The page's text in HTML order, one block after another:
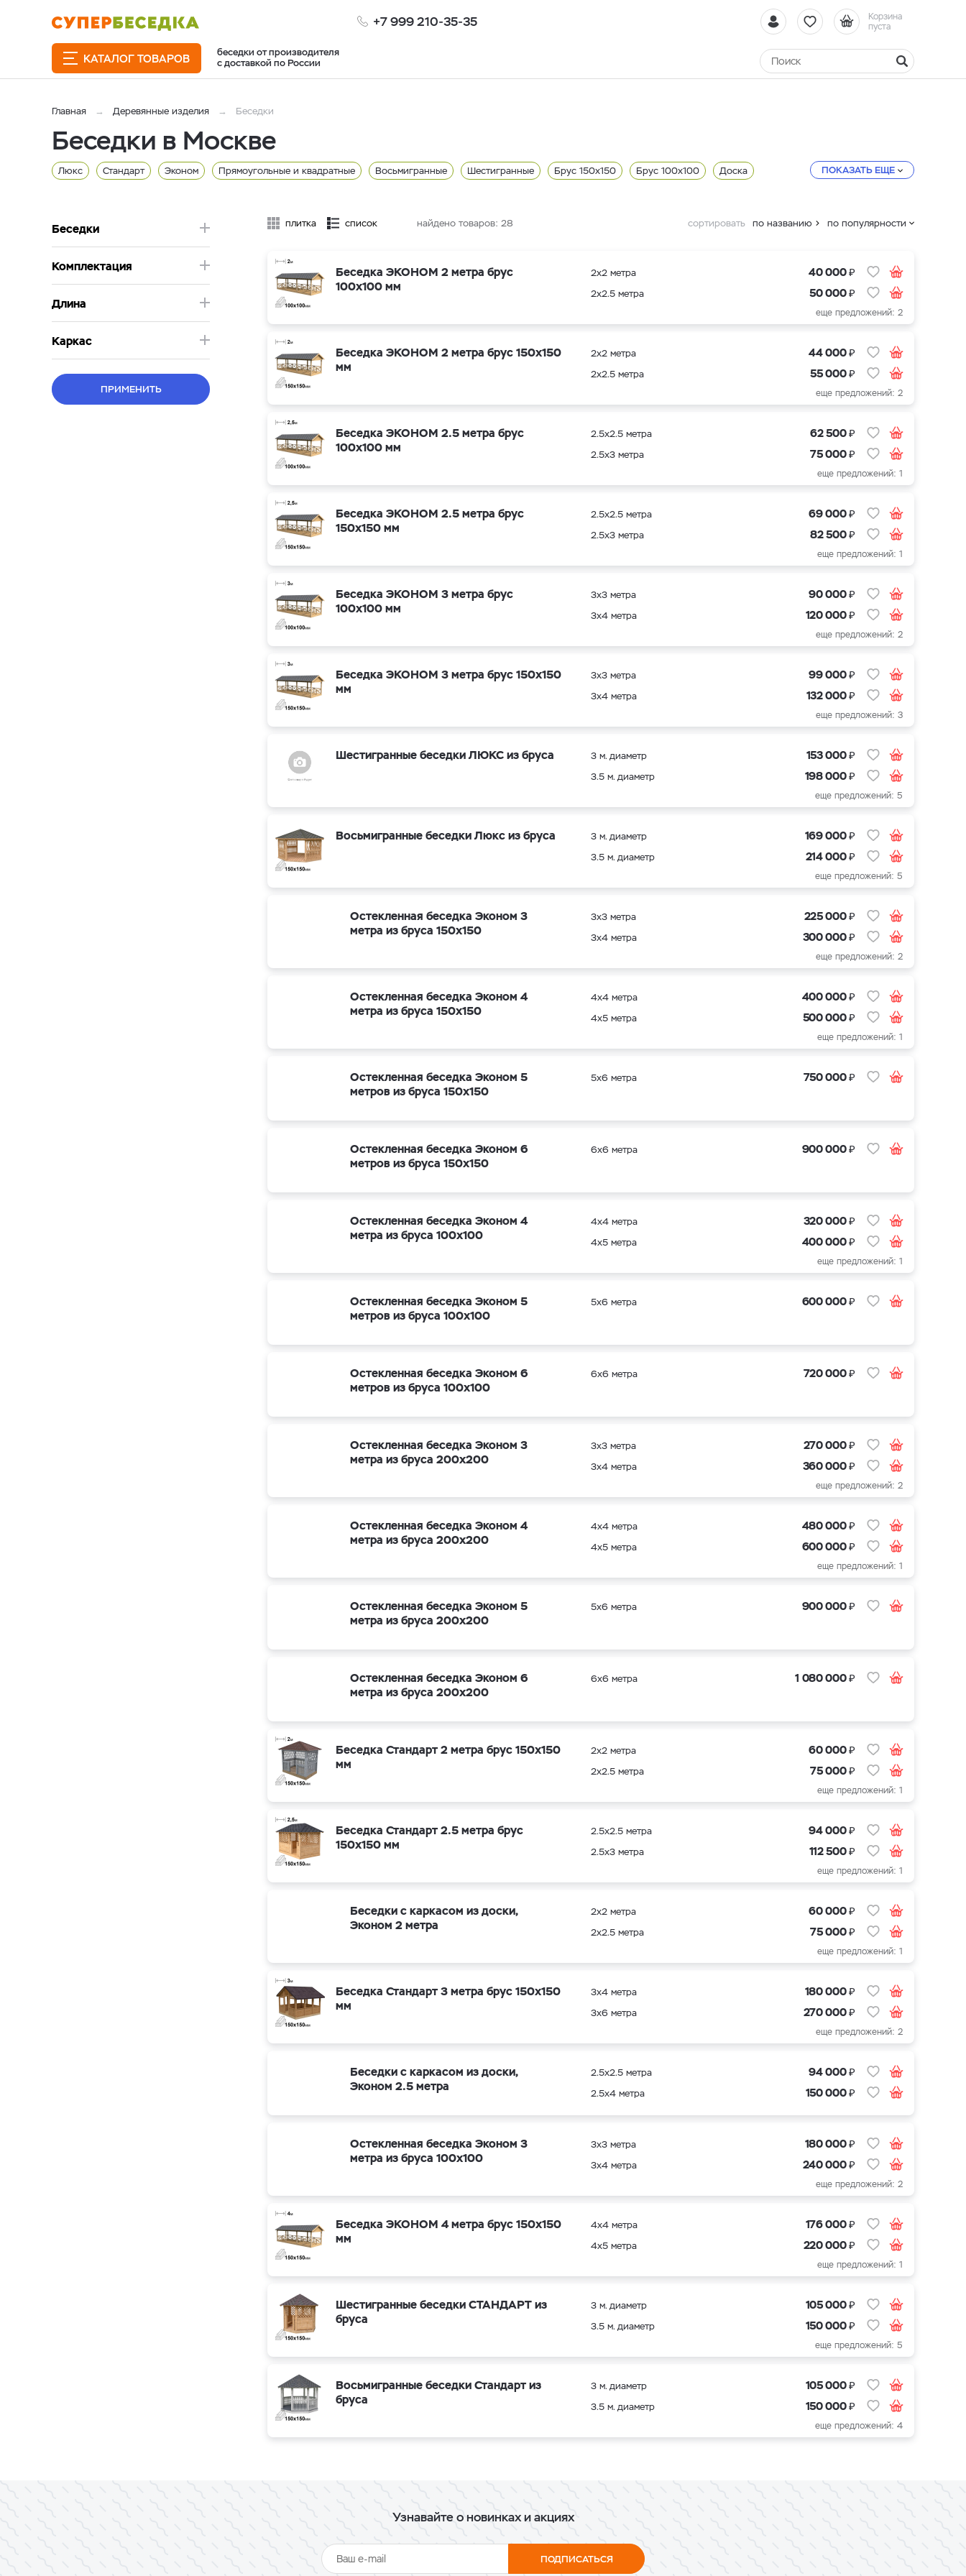
беседки от производителя
с доставкой по России
+7 999 210-35-35
Корзина
пуста
КАТАЛОГ ТОВАРОВ
Главная Деревянные изделия Беседки
Беседки в Москве
Люкс Стандарт Эконом Прямоугольные и квадратные Восьмигранные Шестигранные Брус 150x150 Брус 100x100
Доска
ПОКАЗАТЬ ЕЩЕ
Беседки
Комплектация
Длина
Каркас
ПРИМЕНИТЬ
плитка список найдено товаров: 28 сортировать по названию по популярности
Беседка ЭКОНОМ 2 метра брус
100х100 мм
2х2 метра 40 000₽
2х2.5 метра 50 000₽
еще предложений: 2
Беседка ЭКОНОМ 2 метра брус 150х150
мм
2х2 метра 44 000₽
2х2.5 метра 55 000₽
еще предложений: 2
Беседка ЭКОНОМ 2.5 метра брус
100х100 мм
2.5х2.5 метра 62 500₽
2.5х3 метра 75 000₽
еще предложений: 1
Беседка ЭКОНОМ 2.5 метра брус
150х150 мм
2.5х2.5 метра 69 000₽
2.5х3 метра 82 500₽
еще предложений: 1
Беседка ЭКОНОМ 3 метра брус
100х100 мм
3х3 метра 90 000₽
3х4 метра 120 000₽
еще предложений: 2
Беседка ЭКОНОМ 3 метра брус 150х150
мм
3х3 метра 99 000₽
3х4 метра 132 000₽
еще предложений: 3
Шестигранные беседки ЛЮКС из бруса 3 м. диаметр 153 000₽
3.5 м. диаметр 198 000₽
еще предложений: 5
Восьмигранные беседки Люкс из бруса 3 м. диаметр 169 000₽
3.5 м. диаметр 214 000₽
еще предложений: 5
Остекленная беседка Эконом 3
метра из бруса 150х150
3х3 метра 225 000₽
3х4 метра 300 000₽
еще предложений: 2
Остекленная беседка Эконом 4
метра из бруса 150х150
4х4 метра 400 000₽
4х5 метра 500 000₽
еще предложений: 1
Остекленная беседка Эконом 5
метров из бруса 150х150
5х6 метра 750 000₽
Остекленная беседка Эконом 6
метров из бруса 150х150
6х6 метра 900 000₽
Остекленная беседка Эконом 4
метра из бруса 100х100
4х4 метра 320 000₽
4х5 метра 400 000₽
еще предложений: 1
Остекленная беседка Эконом 5
метров из бруса 100х100
5х6 метра 600 000₽
Остекленная беседка Эконом 6
метров из бруса 100х100
6х6 метра 720 000₽
Остекленная беседка Эконом 3
метра из бруса 200х200
3х3 метра 270 000₽
3х4 метра 360 000₽
еще предложений: 2
Остекленная беседка Эконом 4
метра из бруса 200х200
4х4 метра 480 000₽
4х5 метра 600 000₽
еще предложений: 1
Остекленная беседка Эконом 5
метра из бруса 200х200
5х6 метра 900 000₽
Остекленная беседка Эконом 6
метра из бруса 200х200
6х6 метра 1 080 000₽
Беседка Стандарт 2 метра брус 150х150
мм
2х2 метра 60 000₽
2х2.5 метра 75 000₽
еще предложений: 1
Беседка Стандарт 2.5 метра брус
150х150 мм
2.5х2.5 метра 94 000₽
2.5х3 метра 112 500₽
еще предложений: 1
Беседки с каркасом из доски,
Эконом 2 метра
2х2 метра 60 000₽
2х2.5 метра 75 000₽
еще предложений: 1
Беседка Стандарт 3 метра брус 150х150
мм
3х4 метра 180 000₽
3х6 метра 270 000₽
еще предложений: 2
Беседки с каркасом из доски,
Эконом 2.5 метра
2.5х2.5 метра 94 000₽
2.5х4 метра 150 000₽
Остекленная беседка Эконом 3
метра из бруса 100х100
3х3 метра 180 000₽
3х4 метра 240 000₽
еще предложений: 2
Беседка ЭКОНОМ 4 метра брус 150х150
мм
4х4 метра 176 000₽
4х5 метра 220 000₽
еще предложений: 1
Шестигранные беседки СТАНДАРТ из
бруса
3 м. диаметр 105 000₽
3.5 м. диаметр 150 000₽
еще предложений: 5
Восьмигранные беседки Стандарт из
бруса
3 м. диаметр 105 000₽
3.5 м. диаметр 150 000₽
еще предложений: 4
Узнавайте о новинках и акциях
ПОДПИСАТЬСЯ